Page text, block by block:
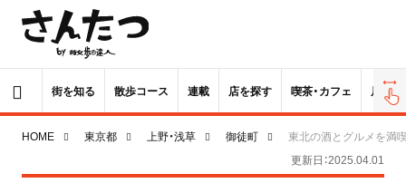
街を知る 散歩コース 連載 店を探す 喫茶・カフェ 居酒屋
HOME 東京都 上野・浅草 御徒町
東北の酒とグルメを満
更新日：2025.04.01